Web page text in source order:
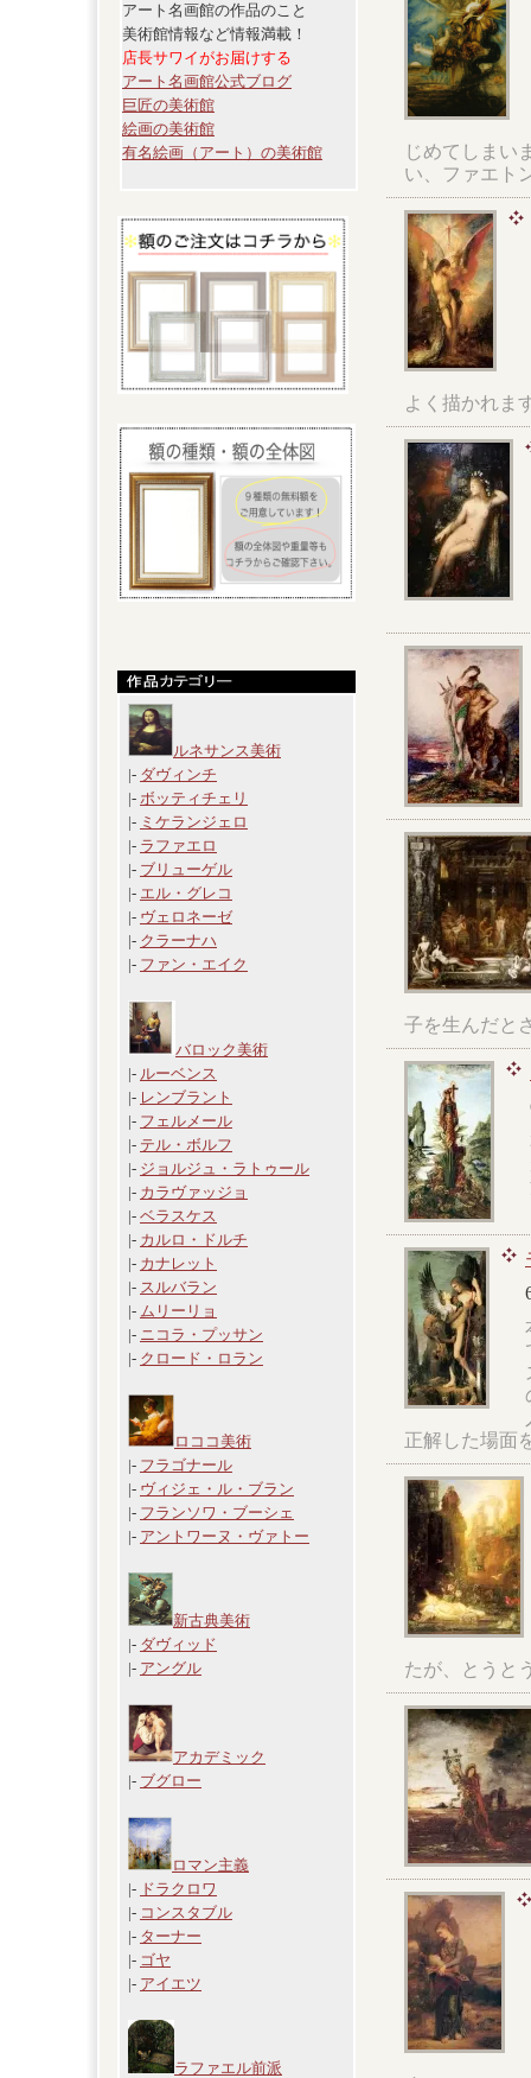
アート名画館の作品のこと
美術館情報など情報満載！
店長サワイがお届けする
アート名画館公式ブログ
巨匠の美術館
絵画の美術館
有名絵画（アート）の美術館
ルネサンス美術
|- ダヴィンチ
|- ボッティチェリ
|- ミケランジェロ
|- ラファエロ
|- ブリューゲル
|- エル・グレコ
|- ヴェロネーゼ
|- クラーナハ
|- ファン・エイク
バロック美術
|- ルーベンス
|- レンブラント
|- フェルメール
|- テル・ボルフ
|- ジョルジュ・ラトゥール
|- カラヴァッジョ
|- ベラスケス
|- カルロ・ドルチ
|- カナレット
|- スルバラン
|- ムリーリョ
|- ニコラ・プッサン
|- クロード・ロラン
ロココ美術
|- フラゴナール
|- ヴィジェ・ル・ブラン
|- フランソワ・ブーシェ
|- アントワーヌ・ヴァトー
新古典美術
|- ダヴィッド
|- アングル
アカデミック
|- ブグロー
ロマン主義
|- ドラクロワ
|- コンスタブル
|- ターナー
|- ゴヤ
|- アイエツ
ラファエル前派
じめてしまい
い、ファエト
よく描かれま
子を生んだと
正解した場面
たが、とうと